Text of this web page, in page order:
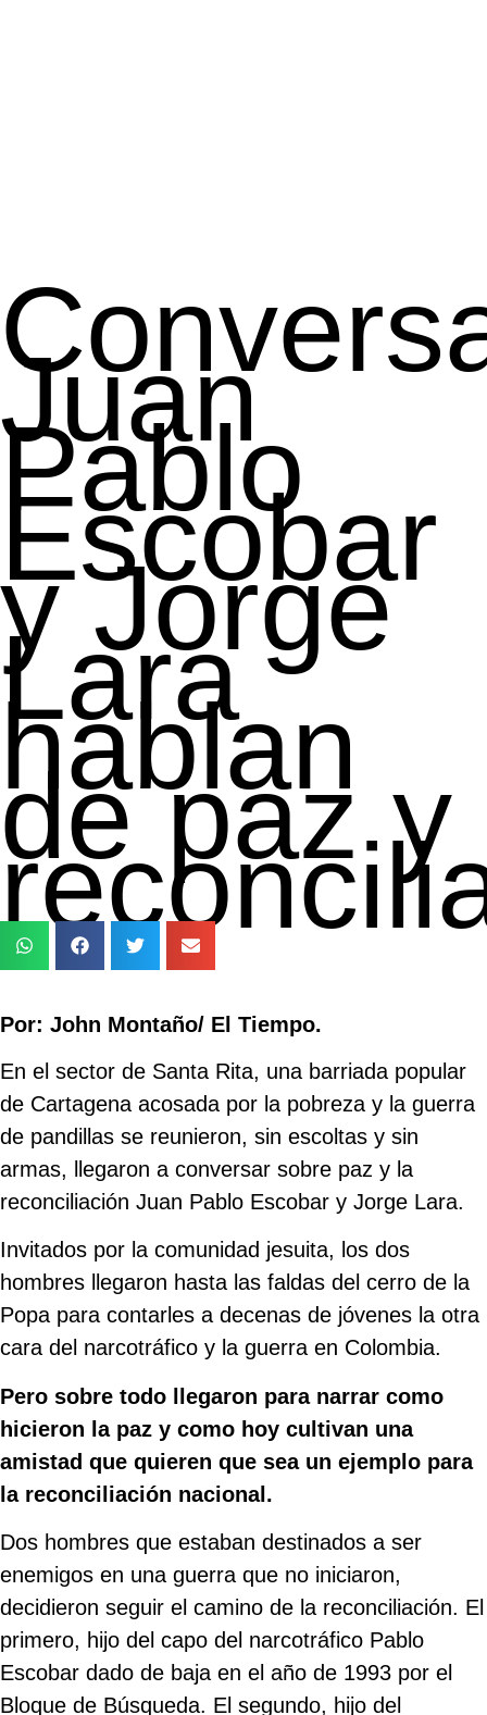
Juan
Pablo
Escobar
y Jorge
Lara
hablan
de paz y
Por: John Montaño/ El Tiempo.
En el sector de Santa Rita, una barriada popular
de Cartagena acosada por la pobreza y la guerra
de pandillas se reunieron, sin escoltas y sin
armas, llegaron a conversar sobre paz y la
reconciliación Juan Pablo Escobar y Jorge Lara.
Invitados por la comunidad jesuita, los dos
hombres llegaron hasta las faldas del cerro de la
Popa para contarles a decenas de jóvenes la otra
cara del narcotráfico y la guerra en Colombia.
Pero sobre todo llegaron para narrar como
hicieron la paz y como hoy cultivan una
amistad que quieren que sea un ejemplo para
la reconciliación nacional.
Dos hombres que estaban destinados a ser
enemigos en una guerra que no iniciaron,
decidieron seguir el camino de la reconciliación. El
primero, hijo del capo del narcotráfico Pablo
Escobar dado de baja en el año de 1993 por el
Bloque de Búsqueda. El segundo, hijo del